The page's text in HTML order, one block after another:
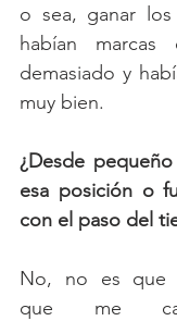
o sea, ganar
habían marcas
demasiado y
muy bien.
¿Desde
esa posición o
con el paso del
No, no es que
que me